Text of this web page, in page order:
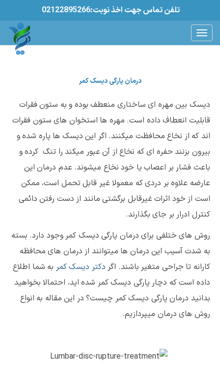
02122895266:تلفن تماس جهت اخذ نوبت
درمان پارگی دیسک کمر
دیسک بین مهره ای ساختاری منعطف بوده و به ستون فقرات
قابلیت انعطاف داده است. مهره ها استخوان های ستون فقرات
اند که از نخاع محافظت میکنند. اگر این دیسک ها پاره شده و
بیرون بزنند حفره ای که نخاع از آن عبور میکند را تنگ کرده و
باعث فشار بر اعصاب یا خود نخاع میشوند. عدم درمان این
عارضه علاوه بر دردی که معمولا غیر قابل تحمل است، ممکن
است از خود اثرات غیرقابل برگشتی مانند از دست رفتن دائمی
کنترل ادرار بر جای بگذارند.
روش های ختلفی برای درمان پارگی دیسک کمر وجود دارد. بسته
به شدت آسیب این درمان ها میتوانند از درمان های محافظه
کارانه تا جراحی متغیر باشند. اگر دکتر دیسک کمر به شما اطلاع
داده است که دچار پارگی دیسک کمر شده اید، احتمالا بخواهید
بدانید درمان پارگی دیسک کمر چیست؟ در این مقاله به انواع
روش های درمان میپردازیم.